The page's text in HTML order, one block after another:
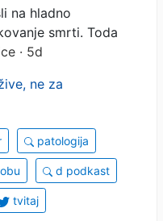
na hladno
smrti. Toda
· 5d
ne za
patologija
d podkast
tvitaj